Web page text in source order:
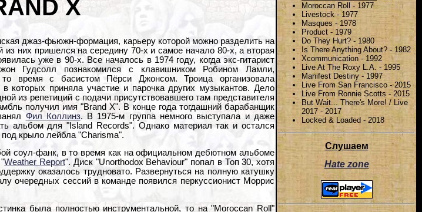
Moroccan Roll - 1977
Livestock - 1977
Masques - 1978
Product - 1979
Do They Hurt? - 1980
Is There Anything About? - 1982
Xсommunication - 1992
Live At The Roxy L.A. - 1995
Manifest Destiny - 1997
Live From San Francisco - 2015
Live From Ronnie Scotts - 2015
But Wait... There's More! / Live
2017 - 2017
Locked & Loaded - 2018
Слушаем
Hate zone
X
джаз-фьюжн-формация, карьеру которой можно разделить на
из них пришелся на середину 70-х и самое начало 80-х, а вторая
уже в 90-х. Все началось в 1974 году, когда экс-гитарист
Гудсолл познакомился с клавишником Робином Ламли,
время с басистом Пёрси Джонсом. Троица организовала
которых приняла участие и парочка других музыкантов. Дело
из репетиций с подачи присутствовавшего там представителя
получил имя "Brand X". В конце года тогдашний барабанщик
Фил Коллинз. В 1975-м группа немного выступала и даже
альбом для "Island Records". Однако материал так и остался
крыло лейбла "Charisma".
соул-фанк, в то время как на официальном дебютном альбоме
Weather Report". Диск "Unorthodox Behaviour" попал в Топ 30, хотя
оказалось трудновато. Развернуться на полную катушку
очередных сессий в команде появился перкуссионист Моррис
была полностью инструментальной, то на "Moroccan Roll"